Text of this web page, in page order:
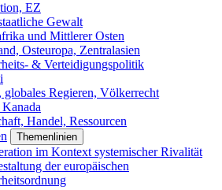
EZ
Gewalt
und Mittlerer Osten
Osteuropa, Zentralasien
& Verteidigungspolitik
Regieren, Völkerrecht
Handel, Ressourcen
Themenlinien
im Kontext systemischer Rivalität
der europäischen